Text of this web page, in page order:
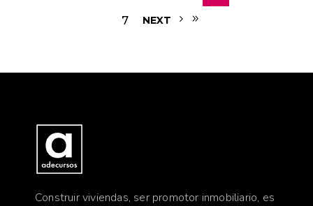
7 NEXT
Construir viviendas, ser promotor inmobiliario, es